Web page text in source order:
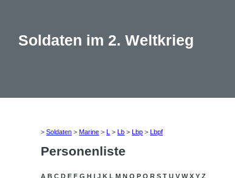
Soldaten im 2. Weltkrieg
>Soldaten >Marine >L >Lb >Lbp >Lbpf
Personenliste
A B C D E F G H I J K L M N O P Q R S T U V W X Y Z